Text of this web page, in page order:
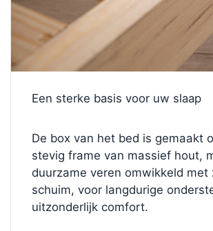
Een sterke basis voor uw slaap
De box van het bed is gemaakt
stevig frame van massief hout,
duurzame veren omwikkeld met
schuim, voor langdurige
uitzonderlijk comfort.